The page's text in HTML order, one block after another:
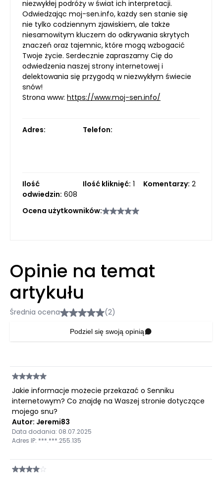
niezwykłej podróży w świat ich interpretacji.
Odwiedzając moj-sen.info, każdy sen stanie się
nie tylko codziennym zjawiskiem, ale także
niesamowitym kluczem do odkrywania skrytych
znaczeń oraz tajemnic, które mogą wzbogacić
Twoje życie. Serdecznie zapraszamy Cię do
odwiedzenia naszej strony internetowej i
delektowania się przygodą w niezwykłym świecie
snów!
Strona www: https://www.moj-sen.info/
Adres: Telefon:
Ilość
odwiedzin: 608
Ilość kliknięć: 1 Komentarzy: 2
Ocena użytkowników:
Opinie na temat
artykułu
Średnia ocena (2)
Podziel się swoją opinią
Jakie informacje możecie przekazać o Senniku
internetowym? Co znajdę na Waszej stronie dotyczące
mojego snu?
Autor: Jeremi83
Data dodania: 08.07.2025
Adres IP: ***.***.255.135